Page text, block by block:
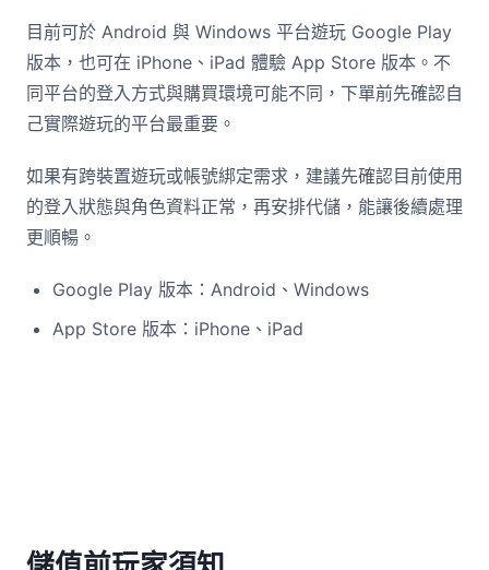
目前可於 Android 與 Windows 平台遊玩 Google Play
版本，也可在 iPhone、iPad 體驗 App Store 版本。不
同平台的登入方式與購買環境可能不同，下單前先確認自
己實際遊玩的平台最重要。
如果有跨裝置遊玩或帳號綁定需求，建議先確認目前使用
的登入狀態與角色資料正常，再安排代儲，能讓後續處理
更順暢。
Google Play 版本：Android、Windows
App Store 版本：iPhone、iPad